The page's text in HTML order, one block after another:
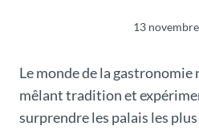
13
Le monde de la gastronomie
mêlant tradition et
surprendre les palais les